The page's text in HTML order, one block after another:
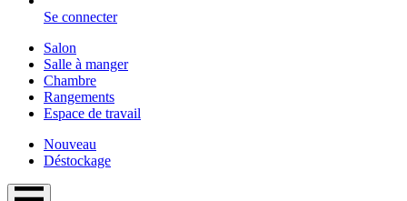
Se connecter
Salon
Salle à manger
Chambre
Rangements
Espace de travail
Nouveau
Déstockage